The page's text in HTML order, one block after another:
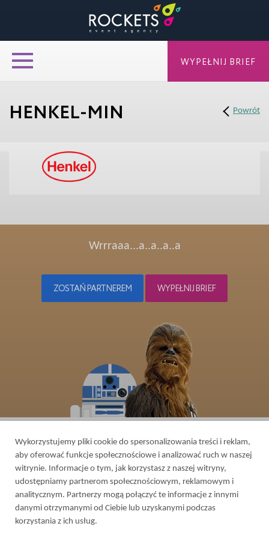
HENKEL-MIN Powrót
Wrrraaa...a..a..a..a
ZOSTAŃ PARTNEREM WYPEŁNIJ BRIEF
2026 © All rights reserved
Web design in Ukraine-
WYPEŁNIJ BRIEF
Wykorzystujemy pliki cookie do spersonalizowania treści i reklam,
aby oferować funkcje społecznościowe i analizować ruch w naszej
witrynie. Informacje o tym, jak korzystasz z naszej witryny,
udostępniamy partnerom społecznościowym, reklamowym i
analitycznym. Partnerzy mogą połączyć te informacje z innymi
danymi otrzymanymi od Ciebie lub uzyskanymi podczas
korzystania z ich usług.